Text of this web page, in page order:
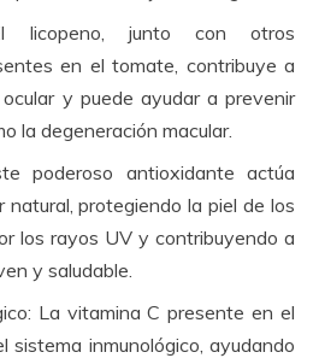
licopeno, junto con otros
en el tomate, contribuye a
y puede ayudar a prevenir
la degeneración macular.
poderoso antioxidante actúa
natural, protegiendo la piel de los
los rayos UV y contribuyendo a
y saludable.
La vitamina C presente en el
inmunológico, ayudando